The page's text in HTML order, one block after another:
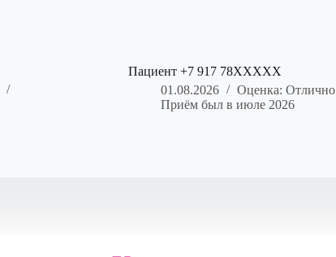
Пациент +7 917 78XXXXX
01.08.2026
Оценка: Отлично
Приём был в июле 2026